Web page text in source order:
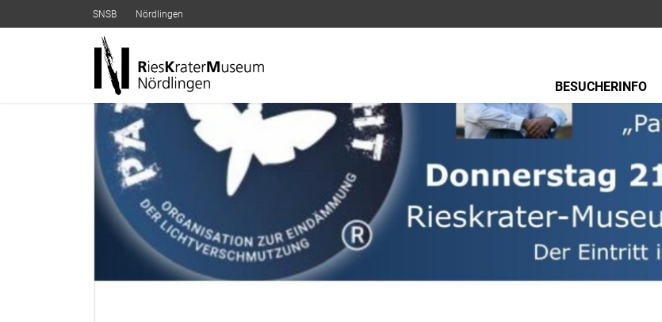
SNSB Nördlingen
BESUCHERINFO